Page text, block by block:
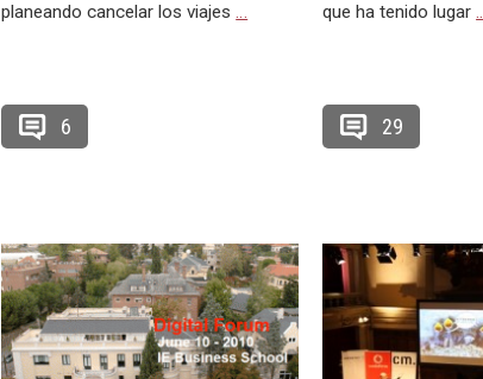
planeando cancelar los viajes…
6
que ha tenido lugar
29